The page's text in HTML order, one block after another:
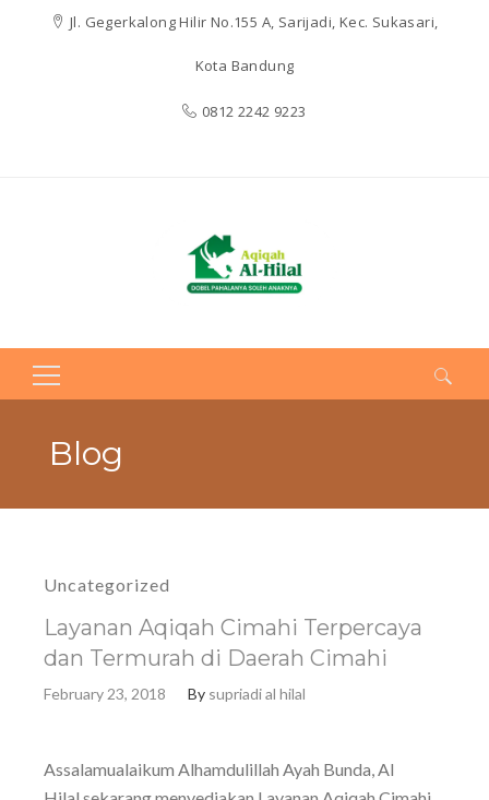
Jl. Gegerkalong Hilir No.155 A, Sarijadi, Kec. Sukasari,
Kota Bandung
0812 2242 9223
Search
Blog
Uncategorized
Layanan Aqiqah Cimahi Terpercaya
dan Termurah di Daerah Cimahi
February 23, 2018 By supriadi al hilal
Assalamualaikum Alhamdulillah Ayah Bunda, Al